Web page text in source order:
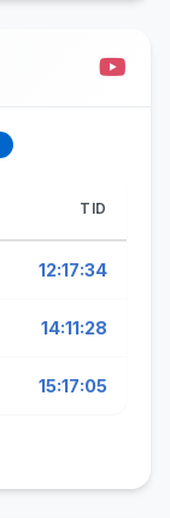
TID
12:17:34
14:11:28
15:17:05